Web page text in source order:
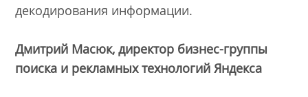
декодирования информации.
Дмитрий Масюк, директор бизнес-группы
поиска и рекламных технологий Яндекса